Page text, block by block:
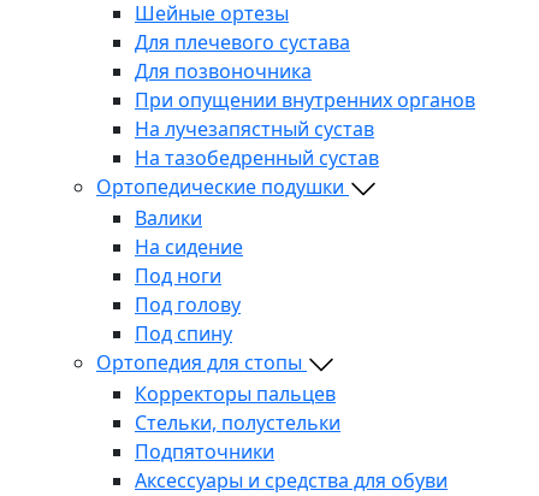
Шейные ортезы
Для плечевого сустава
Для позвоночника
При опущении внутренних органов
На лучезапястный сустав
На тазобедренный сустав
Ортопедические подушки
Валики
На сидение
Под ноги
Под голову
Под спину
Ортопедия для стопы
Корректоры пальцев
Стельки, полустельки
Подпяточники
Аксессуары и средства для обуви